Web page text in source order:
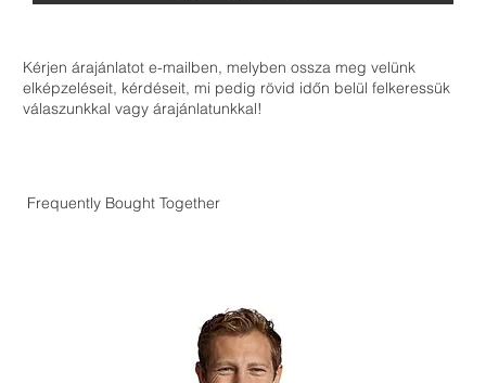
Kérjen árajánlatot e-mailben, melyben ossza meg velünk
elképzeléseit, kérdéseit, mi pedig rövid időn belül felkeressük
válaszunkkal vagy árajánlatunkkal!
Frequently Bought Together